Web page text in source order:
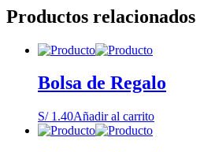
Productos relacionados
Bolsa de Regalo
S/1.40Añadir al carrito